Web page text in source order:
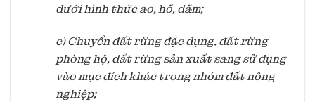
dưới hình thức ao, hồ, đầm;
c) Chuyển đất rừng đặc dụng, đất rừng
phòng hộ, đất rừng sản xuất sang sử dụng
vào mục đích khác trong nhóm đất nông
nghiệp;